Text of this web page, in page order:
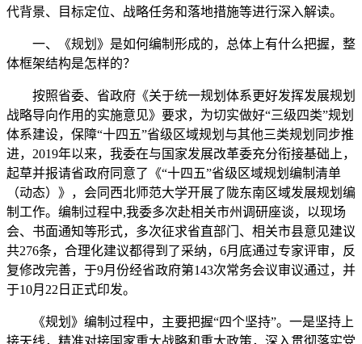
代背景、目标定位、战略任务和落地措施等进行深入解读。
一、《规划》是如何编制形成的，总体上有什么把握，整
体框架结构是怎样的？
按照省委、省政府《关于统一规划体系更好发挥发展规划
战略导向作用的实施意见》要求，为切实做好“三级四类”规划
体系建设，保障“十四五”省级区域规划与其他三类规划同步推
进，2019年以来，我委在与国家发展改革委充分衔接基础上，
起草并报请省政府同意了《“十四五”省级区域规划编制清单
（动态）》，会同西北师范大学开展了陇东南区域发展规划编
制工作。编制过程中,我委多次赴相关市州调研座谈，以现场
会、书面通知等形式，多次征求省直部门、相关市县意见建议
共276条，合理化建议都得到了采纳，6月底通过专家评审，反
复修改完善，于9月份经省政府第143次常务会议审议通过，并
于10月22日正式印发。
《规划》编制过程中，主要把握“四个坚持”。一是坚持上
接天线，精准对接国家重大战略和重大政策，深入贯彻落实党